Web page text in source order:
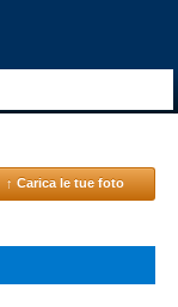
↑ Carica le tue foto